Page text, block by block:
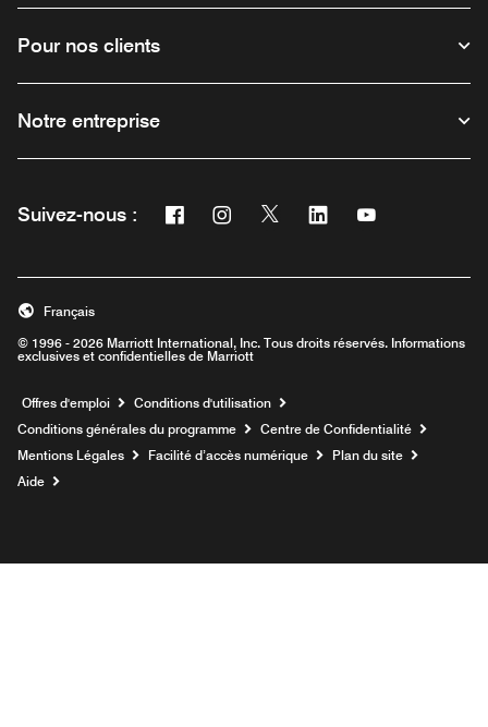
Pour nos clients
Notre entreprise
Suivez-nous : Facebook
Ouvre une nouvelle fenêtre
Instagram
Ouvre une nouvelle fenêtre
Twitter
Ouvre une nouvelle fenêtre
Linkedin
Ouvre une nouvelle
Ouvre une
© 1996 - 2026 Marriott International, Inc. Tous droits réservés. Informations
exclusives et confidentielles de Marriott
Français
Offres d'emploi Ouvre une nouvelle fenêtre
Conditions d'utilisation
Conditions générales du programme
Centre de Confidentialité
Mentions Légales
Facilité d’accès numérique
Plan du site
Aide